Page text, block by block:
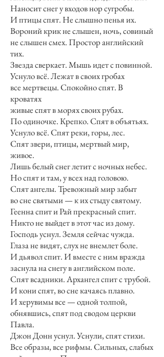
Наносит снег у входов нор сугробы.
И птицы спят. Не слышно пенья их.
Вороний крик не слышен, ночь, совиный
не слышен смех. Простор английский
тих.
Звезда сверкает. Мышь идет с повинной.
Уснуло всё. Лежат в своих гробах
все мертвецы. Спокойно спят. В
кроватях
живые спят в морях своих рубах.
По одиночке. Крепко. Спят в объятьях.
Уснуло всё. Спят реки, горы, лес.
Спят звери, птицы, мертвый мир,
живое.
Лишь белый снег летит с ночных небес.
Но спят и там, у всех над головою.
Спят ангелы. Тревожный мир забыт
во сне святыми — к их стыду святому.
Геенна спит и Рай прекрасный спит.
Никто не выйдет в этот час из дому.
Господь уснул. Земля сейчас чужда.
Глаза не видят, слух не внемлет боле.
И дьявол спит. И вместе с ним вражда
заснула на снегу в английском поле.
Спят всадники. Архангел спит с трубой.
И кони спят, во сне качаясь плавно.
И херувимы все — одной толпой,
обнявшись, спят под сводом церкви
Павла.
Джон Донн уснул. Уснули, спят стихи.
Все образы, все рифмы. Сильных, слабых